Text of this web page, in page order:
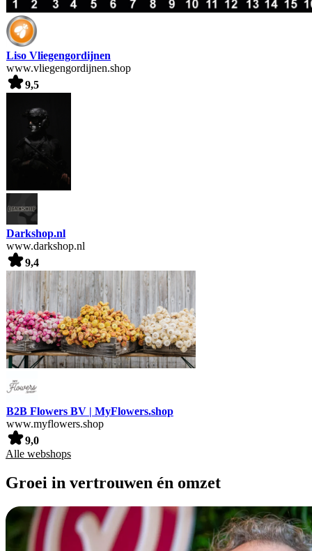
Liso Vliegengordijnen
www.vliegengordijnen.shop
9,5
Darkshop.nl
www.darkshop.nl
9,4
B2B Flowers BV | MyFlowers.shop
www.myflowers.shop
9,0
Alle webshops
Groei in vertrouwen én omzet